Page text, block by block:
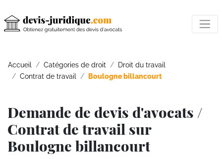
Accueil Catégories de droit
Droit du travail
Contrat de travail
Boulogne billancourt
Demande de devis d'avocats /
Contrat de travail sur
Boulogne billancourt